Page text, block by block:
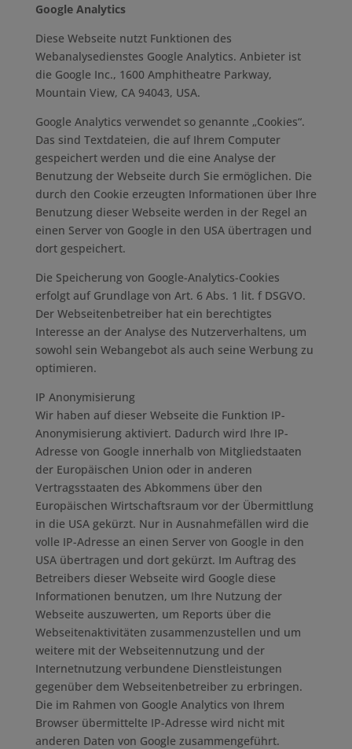
Google Analytics
Diese Webseite nutzt Funktionen des
Webanalysedienstes Google Analytics. Anbieter ist
die Google Inc., 1600 Amphitheatre Parkway,
Mountain View, CA 94043, USA.
Google Analytics verwendet so genannte „Cookies“.
Das sind Textdateien, die auf Ihrem Computer
gespeichert werden und die eine Analyse der
Benutzung der Webseite durch Sie ermöglichen. Die
durch den Cookie erzeugten Informationen über Ihre
Benutzung dieser Webseite werden in der Regel an
einen Server von Google in den USA übertragen und
dort gespeichert.
Die Speicherung von Google-Analytics-Cookies
erfolgt auf Grundlage von Art. 6 Abs. 1 lit. f DSGVO.
Der Webseitenbetreiber hat ein berechtigtes
Interesse an der Analyse des Nutzerverhaltens, um
sowohl sein Webangebot als auch seine Werbung zu
optimieren.
IP Anonymisierung
Wir haben auf dieser Webseite die Funktion IP-
Anonymisierung aktiviert. Dadurch wird Ihre IP-
Adresse von Google innerhalb von Mitgliedstaaten
der Europäischen Union oder in anderen
Vertragsstaaten des Abkommens über den
Europäischen Wirtschaftsraum vor der Übermittlung
in die USA gekürzt. Nur in Ausnahmefällen wird die
volle IP-Adresse an einen Server von Google in den
USA übertragen und dort gekürzt. Im Auftrag des
Betreibers dieser Webseite wird Google diese
Informationen benutzen, um Ihre Nutzung der
Webseite auszuwerten, um Reports über die
Webseitenaktivitäten zusammenzustellen und um
weitere mit der Webseitennutzung und der
Internetnutzung verbundene Dienstleistungen
gegenüber dem Webseitenbetreiber zu erbringen.
Die im Rahmen von Google Analytics von Ihrem
Browser übermittelte IP-Adresse wird nicht mit
anderen Daten von Google zusammengeführt.